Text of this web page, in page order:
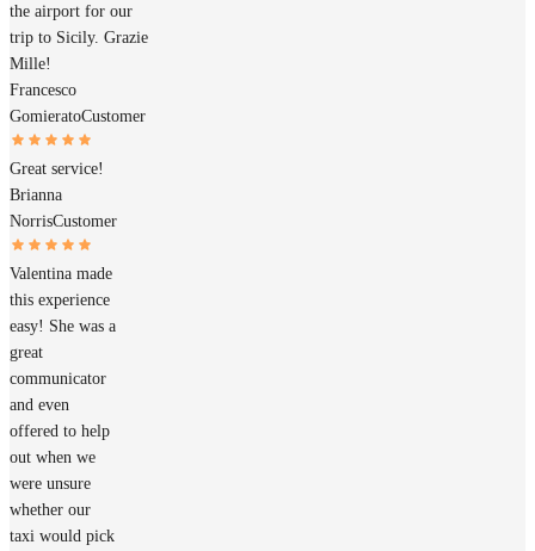
the airport for our
trip to Sicily. Grazie
Mille!
Francesco
GomieratoCustomer
Great service!
Brianna
NorrisCustomer
Valentina made
this experience
easy! She was a
great
communicator
and even
offered to help
out when we
were unsure
whether our
taxi would pick